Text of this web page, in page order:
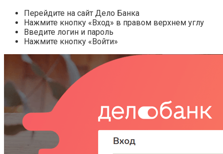
Перейдите на сайт Дело Банка
Нажмите кнопку «Вход» в правом верхнем углу
Введите логин и пароль
Нажмите кнопку «Войти»